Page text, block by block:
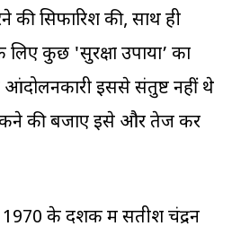
की सिफारिश की, साथ ही
कुछ 'सुरक्षा उपायों’ का
इससे संतुष्ट नहीं थे
की बजाए इसे और तेज कर
1970 के दशक में सतीश चंद्रन